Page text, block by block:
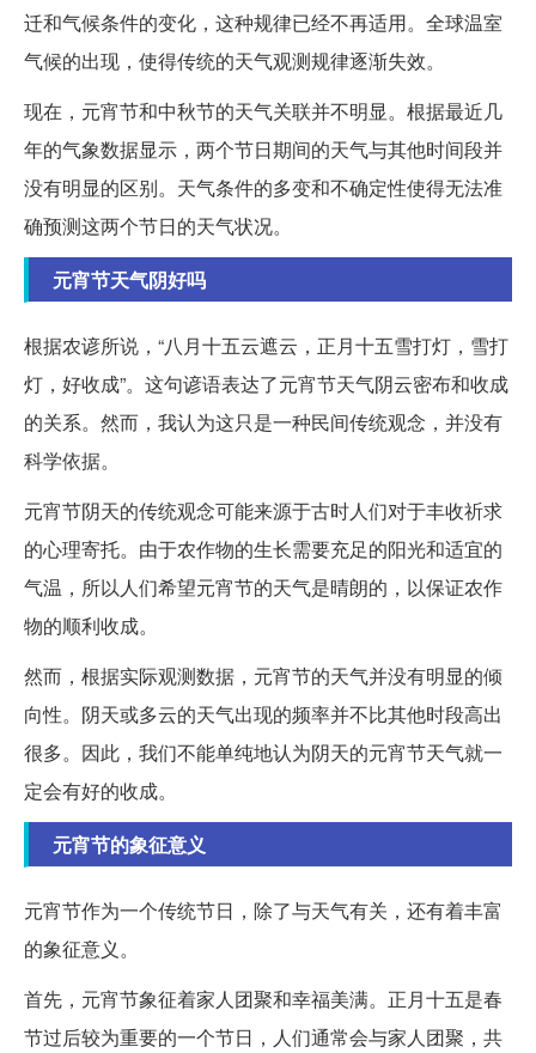
迁和气候条件的变化，这种规律已经不再适用。全球温室
气候的出现，使得传统的天气观测规律逐渐失效。
现在，元宵节和中秋节的天气关联并不明显。根据最近几
年的气象数据显示，两个节日期间的天气与其他时间段并
没有明显的区别。天气条件的多变和不确定性使得无法准
确预测这两个节日的天气状况。
元宵节天气阴好吗
根据农谚所说，“八月十五云遮云，正月十五雪打灯，雪打
灯，好收成”。这句谚语表达了元宵节天气阴云密布和收成
的关系。然而，我认为这只是一种民间传统观念，并没有
科学依据。
元宵节阴天的传统观念可能来源于古时人们对于丰收祈求
的心理寄托。由于农作物的生长需要充足的阳光和适宜的
气温，所以人们希望元宵节的天气是晴朗的，以保证农作
物的顺利收成。
然而，根据实际观测数据，元宵节的天气并没有明显的倾
向性。阴天或多云的天气出现的频率并不比其他时段高出
很多。因此，我们不能单纯地认为阴天的元宵节天气就一
定会有好的收成。
元宵节的象征意义
元宵节作为一个传统节日，除了与天气有关，还有着丰富
的象征意义。
首先，元宵节象征着家人团聚和幸福美满。正月十五是春
节过后较为重要的一个节日，人们通常会与家人团聚，共